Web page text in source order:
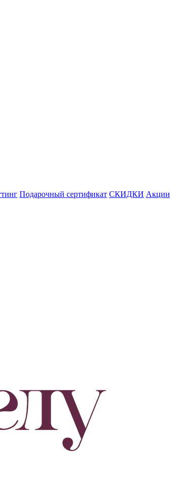
Подарочный сертификат СКИДКИ Акции